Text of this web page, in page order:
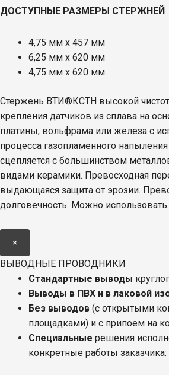
ДОСТУПНЫЕ РАЗМЕРЫ СТЕРЖНЕЙ
4,75 мм x 457 мм
6,25 мм х 620 мм
4,75 мм х 620 мм
Стержень ВТИ®КСТН высокой
крепления датчиков из сплава на
платины, вольфрама или железа с
процесса газопламенного
сцепляется с большинством
видами керамики. Превосходная
выдающаяся защита от эрозии.
долговечность. Можно
×
ВЫВОДНЫЕ ПРОВОДНИКИ
Стандартные выводы
Выводы в ПВХ и в лаковой
Без выводов (с открытыми
площадками) и с припоем на
Специальные решения
конкретные работы заказчика: